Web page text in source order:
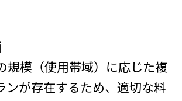
規模（使用帯域）に応じた複
ンが存在するため、適切な料